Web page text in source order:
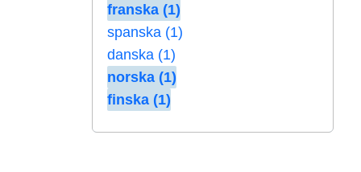
franska (1)
spanska (1)
danska (1)
norska (1)
finska (1)